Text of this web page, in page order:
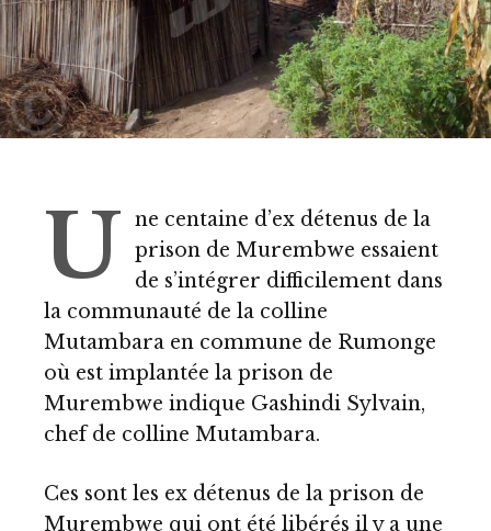
U ne centaine d’ex détenus de la
prison de Murembwe essaient
de s’intégrer difficilement dans
la communauté de la colline
Mutambara en commune de Rumonge
où est implantée la prison de
Murembwe indique Gashindi Sylvain,
chef de colline Mutambara.
Ces sont les ex détenus de la prison de
Murembwe qui ont été libérés il y a une